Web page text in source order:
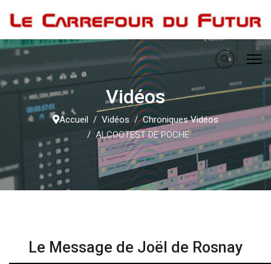
Vidéos
Accueil Vidéos
Chroniques Vidéos
ALCOOTEST DE POCHE
Le Message de Joël de Rosnay